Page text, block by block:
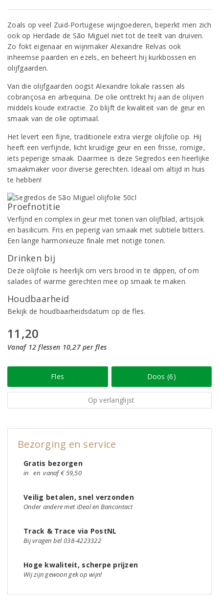
Zoals op veel Zuid-Portugese wijngoederen, beperkt men zich
ook op Herdade de São Miguel niet tot de teelt van druiven.
Zo fokt eigenaar en wijnmaker Alexandre Relvas ook
inheemse paarden en ezels, en beheert hij kurkbossen en
olijfgaarden.
Van die olijfgaarden oogst Alexandre lokale rassen als
cobrançosa en arbequina. De olie onttrekt hij aan de olijven
middels koude extractie. Zo blijft de kwaliteit van de geur en
smaak van de olie optimaal.
Het levert een fijne, traditionele extra vierge olijfolie op. Hij
heeft een verfijnde, licht kruidige geur en een frisse, romige,
iets peperige smaak. Daarmee is deze Segredos een heerlijke
smaakmaker voor diverse gerechten. Ideaal om altijd in huis
te hebben!
Proefnotitie
Verfijnd en complex in geur met tonen van olijfblad, artisjok
en basilicum. Fris en peperig van smaak met subtiele bitters.
Een lange harmonieuze finale met notige tonen.
Drinken bij
Deze olijfolie is heerlijk om vers brood in te dippen, of om
salades of warme gerechten mee op smaak te maken.
Houdbaarheid
Bekijk de houdbaarheidsdatum op de fles.
11,20
Vanaf 12 flessen 10,27 per fles
Fles Doos (6)
Op verlanglijst
Bezorging en service
Gratis bezorgen
in en vanaf € 59,50
Veilig betalen, snel verzonden
Onder andere met iDeal en Bancontact
Track & Trace via PostNL
Bij vragen bel 038-4223322
Hoge kwaliteit, scherpe prijzen
Wij zijn gewoon gek op wijn!